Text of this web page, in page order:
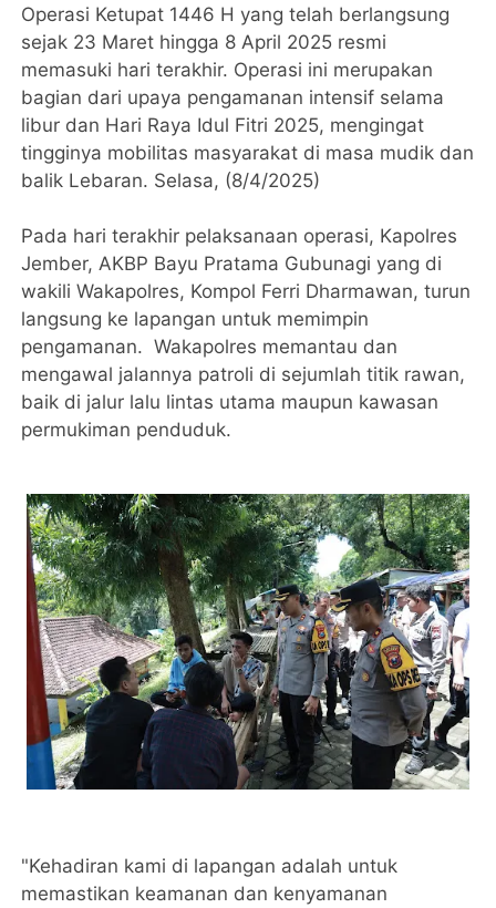
Operasi Ketupat 1446 H yang telah berlangsung
sejak 23 Maret hingga 8 April 2025 resmi
memasuki hari terakhir. Operasi ini merupakan
bagian dari upaya pengamanan intensif selama
libur dan Hari Raya Idul Fitri 2025, mengingat
tingginya mobilitas masyarakat di masa mudik dan
balik Lebaran. Selasa, (8/4/2025)
Pada hari terakhir pelaksanaan operasi, Kapolres
Jember, AKBP Bayu Pratama Gubunagi yang di
wakili Wakapolres, Kompol Ferri Dharmawan, turun
langsung ke lapangan untuk memimpin
pengamanan. Wakapolres memantau dan
mengawal jalannya patroli di sejumlah titik rawan,
baik di jalur lalu lintas utama maupun kawasan
permukiman penduduk.
"Kehadiran kami di lapangan adalah untuk
memastikan keamanan dan kenyamanan